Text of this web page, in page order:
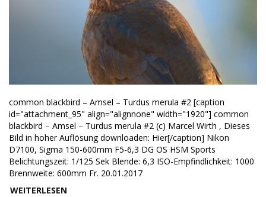
common blackbird – Amsel – Turdus merula #2 [caption
id="attachment_95" align="alignnone" width="1920"] common
blackbird – Amsel – Turdus merula #2 (c) Marcel Wirth , Dieses
Bild in hoher Auflösung downloaden: Hier[/caption] Nikon
D7100, Sigma 150-600mm F5-6,3 DG OS HSM Sports
Belichtungszeit: 1/125 Sek Blende: 6,3 ISO-Empfindlichkeit: 1000
Brennweite: 600mm Fr. 20.01.2017
WEITERLESEN